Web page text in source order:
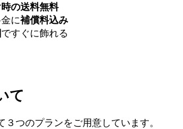
の送料無料
に補償料込み
ですぐに飾れる
て
３つのプランをご用意しています。